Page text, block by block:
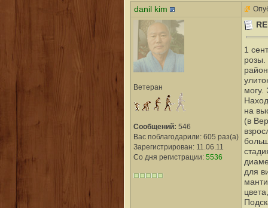
danil kim
Ветеран
Сообщений: 546
Вас поблагодарили: 605 раз(а)
Зарегистрирован: 11.06.11
Со дня регистрации: 5536
1
розы.
могу.
на
(в
для